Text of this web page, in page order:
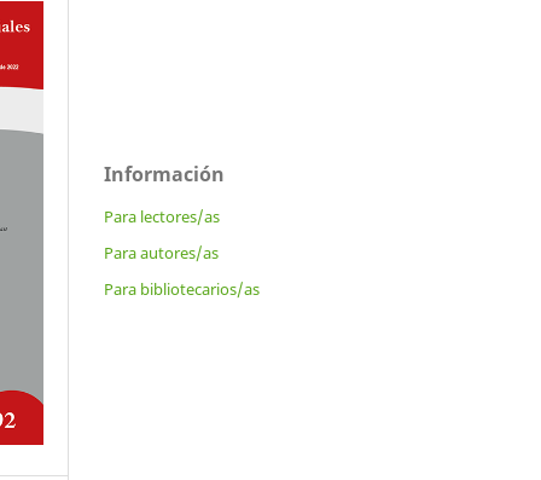
Información
Para lectores/as
Para autores/as
Para bibliotecarios/as